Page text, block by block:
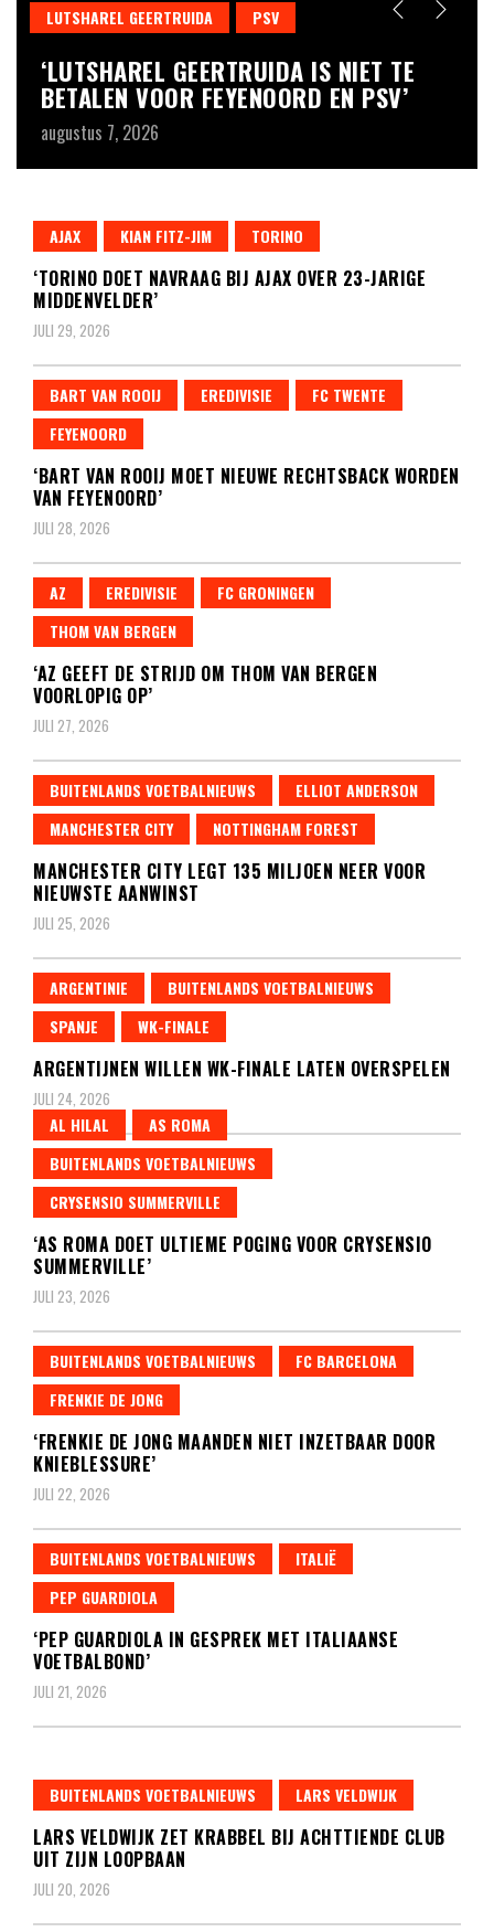
LUTSHAREL GEERTRUIDA
PSV
‘LUTSHAREL GEERTRUIDA IS NIET TE
BETALEN VOOR FEYENOORD EN PSV’
augustus 7, 2026
AJAX KIAN FITZ-JIM TORINO
‘TORINO DOET NAVRAAG BIJ AJAX OVER 23-JARIGE
MIDDENVELDER’
JULI 29, 2026
BART VAN ROOIJ EREDIVISIE
FC TWENTE
FEYENOORD
‘BART VAN ROOIJ MOET NIEUWE RECHTSBACK WORDEN
VAN FEYENOORD’
JULI 28, 2026
AZ EREDIVISIE
FC GRONINGEN
THOM VAN BERGEN
‘AZ GEEFT DE STRIJD OM THOM VAN BERGEN
VOORLOPIG OP’
JULI 27, 2026
BUITENLANDS VOETBALNIEUWS
ELLIOT ANDERSON
MANCHESTER CITY
NOTTINGHAM FOREST
MANCHESTER CITY LEGT 135 MILJOEN NEER VOOR
NIEUWSTE AANWINST
JULI 25, 2026
ARGENTINIE
BUITENLANDS VOETBALNIEUWS
SPANJE
WK-FINALE
ARGENTIJNEN WILLEN WK-FINALE LATEN OVERSPELEN
JULI 24, 2026
AL HILAL
AS ROMA
BUITENLANDS VOETBALNIEUWS
CRYSENSIO SUMMERVILLE
‘AS ROMA DOET ULTIEME POGING VOOR CRYSENSIO
SUMMERVILLE’
JULI 23, 2026
BUITENLANDS VOETBALNIEUWS
FC BARCELONA
FRENKIE DE JONG
‘FRENKIE DE JONG MAANDEN NIET INZETBAAR DOOR
KNIEBLESSURE’
JULI 22, 2026
BUITENLANDS VOETBALNIEUWS
ITALIË
PEP GUARDIOLA
‘PEP GUARDIOLA IN GESPREK MET ITALIAANSE
VOETBALBOND’
JULI 21, 2026
BUITENLANDS VOETBALNIEUWS LARS VELDWIJK
LARS VELDWIJK ZET KRABBEL BIJ ACHTTIENDE CLUB
UIT ZIJN LOOPBAAN
JULI 20, 2026